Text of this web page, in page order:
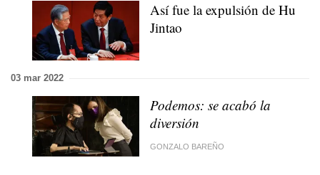
Así fue la expulsión de Hu
Jintao
03 mar 2022
Podemos: se acabó la
diversión
GONZALO BAREÑO